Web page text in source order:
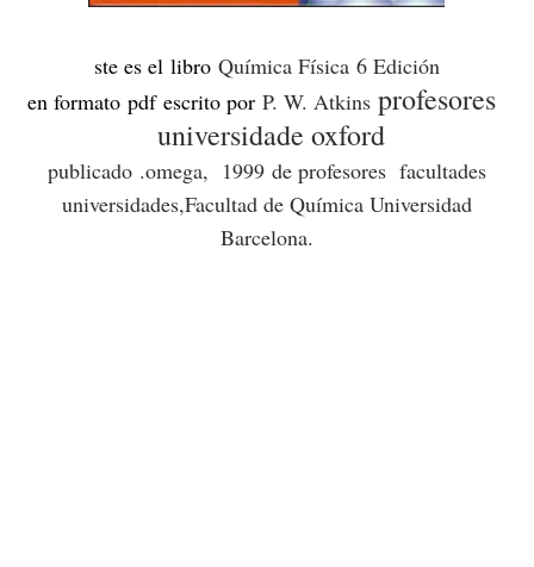
ste es el libro Química Física 6 Edición
en formato pdf escrito por P. W. Atkinsprofesores
universidade oxford
publicado .omega, 1999 de profesores facultades
universidades,Facultad de Química Universidad
Barcelona.